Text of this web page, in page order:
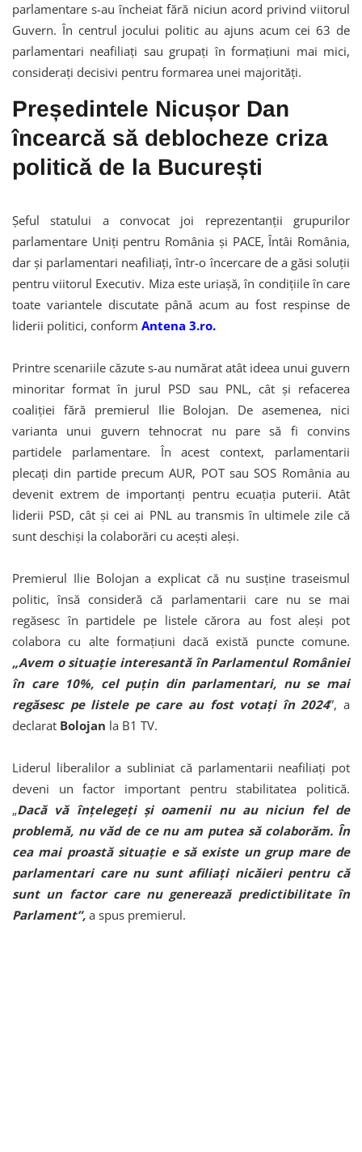
parlamentare s-au încheiat fără niciun acord privind viitorul
Guvern. În centrul jocului politic au ajuns acum cei 63 de
parlamentari neafiliați sau grupați în formațiuni mai mici,
considerați decisivi pentru formarea unei majorități.
Președintele Nicușor Dan
încearcă să deblocheze criza
politică de la București
Șeful statului a convocat joi reprezentanții grupurilor
parlamentare Uniți pentru România și PACE, Întâi România,
dar și parlamentari neafiliați, într-o încercare de a găsi soluții
pentru viitorul Executiv. Miza este uriașă, în condițiile în care
toate variantele discutate până acum au fost respinse de
liderii politici, conform Antena 3.ro.
Printre scenariile căzute s-au numărat atât ideea unui guvern
minoritar format în jurul PSD sau PNL, cât și refacerea
coaliției fără premierul Ilie Bolojan. De asemenea, nici
varianta unui guvern tehnocrat nu pare să fi convins
partidele parlamentare. În acest context, parlamentarii
plecați din partide precum AUR, POT sau SOS România au
devenit extrem de importanți pentru ecuația puterii. Atât
liderii PSD, cât și cei ai PNL au transmis în ultimele zile că
sunt deschiși la colaborări cu acești aleși.
Premierul Ilie Bolojan a explicat că nu susține traseismul
politic, însă consideră că parlamentarii care nu se mai
regăsesc în partidele pe listele cărora au fost aleși pot
colabora cu alte formațiuni dacă există puncte comune.
„Avem o situație interesantă în Parlamentul României
în care 10%, cel puțin din parlamentari, nu se mai
regăsesc pe listele pe care au fost votați în 2024”, a
declarat Bolojan la B1 TV.
Liderul liberalilor a subliniat că parlamentarii neafiliați pot
deveni un factor important pentru stabilitatea politică.
„Dacă vă înțelegeți și oamenii nu au niciun fel de
problemă, nu văd de ce nu am putea să colaborăm. În
cea mai proastă situație e să existe un grup mare de
parlamentari care nu sunt afiliați nicăieri pentru că
sunt un factor care nu generează predictibilitate în
Parlament”, a spus premierul.